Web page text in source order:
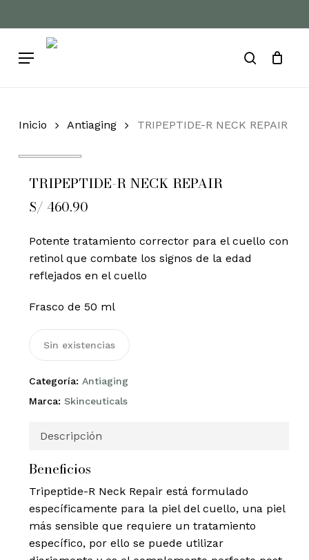
to
content
Menu search
Cart Close
Inicio Antiaging TRIPEPTIDE-R NECK REPAIR
TRIPEPTIDE-R NECK REPAIR
S/ 460.90
Potente tratamiento corrector para el cuello con
retinol que combate los signos de la edad
reflejados en el cuello
Frasco de 50 ml
Sin existencias
Categoría: Antiaging
Marca: Skinceuticals
Descripción
Beneficios
Tripeptide-R Neck Repair está formulado
específicamente para la piel del cuello, una piel
más sensible que requiere un tratamiento
específico, por ello se puede utilizar